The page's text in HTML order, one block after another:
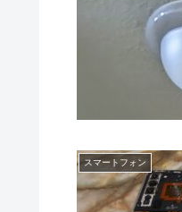
スマートフォン